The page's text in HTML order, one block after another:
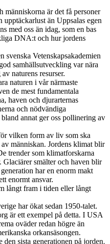
människorna är det få personer
än Uppsalas egen
med oss än idag, som en bas
DNA:t och hur jordens
svenska Vetenskapsakademien
samhällsutveckling var nära
naturens resurser.
naturen i vår närmaste
de mest fundamentala
haven och djurarternas
och nödvändiga
annat ger oss pollinering av
vilken form av liv som ska
människan. Jordens klimat blir
trender som klimatforskarna
Glaciärer smälter och haven blir
har en enorm makt
enormt ansvar.
långt fram i tiden eller långt
har ökat sedan 1950-talet.
är ett exempel på detta. I USA
oväder redan högre än
orkansäsongen.
sista generationen på jorden.